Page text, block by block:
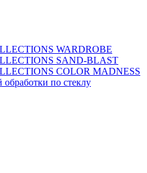
WARDROBE
SAND-BLAST
COLOR MADNESS
по стеклу